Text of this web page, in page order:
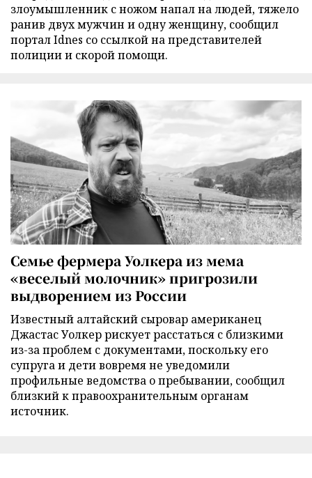
злоумышленник с ножом напал на людей, тяжело
ранив двух мужчин и одну женщину, сообщил
портал Idnes со ссылкой на представителей
полиции и скорой помощи.
Семье фермера Уолкера из мема
«веселый молочник» пригрозили
выдворением из России
Известный алтайский сыровар американец
Джастас Уолкер рискует расстаться с близкими
из-за проблем с документами, поскольку его
супруга и дети вовремя не уведомили
профильные ведомства о пребывании, сообщил
близкий к правоохранительным органам
источник.